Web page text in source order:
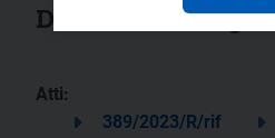
Documenti collegati
Atti:
389/2023/R/rif